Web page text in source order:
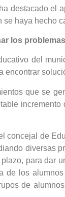
destacado el
se haya hecho
los
del
encontrar
que se
concejal de
diversas
para dar
de los
de